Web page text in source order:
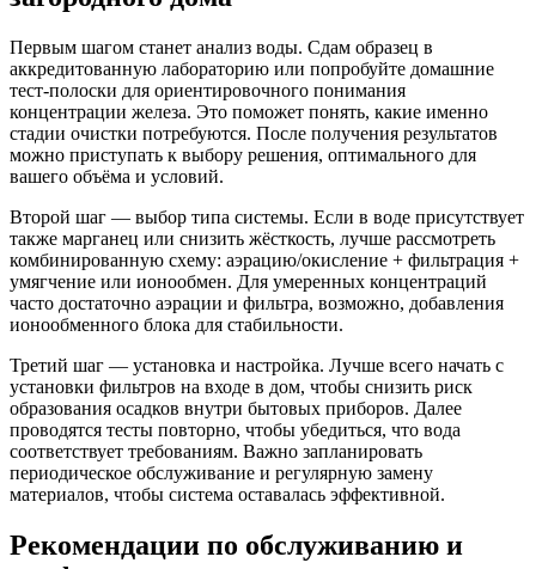
Первым шагом станет анализ воды. Сдам образец в
аккредитованную лабораторию или попробуйте домашние
тест-полоски для ориентировочного понимания
концентрации железа. Это поможет понять, какие именно
стадии очистки потребуются. После получения результатов
можно приступать к выбору решения, оптимального для
вашего объёма и условий.
Второй шаг — выбор типа системы. Если в воде присутствует
также марганец или снизить жёсткость, лучше рассмотреть
комбинированную схему: аэрацию/окисление + фильтрация +
умягчение или ионообмен. Для умеренных концентраций
часто достаточно аэрации и фильтра, возможно, добавления
ионообменного блока для стабильности.
Третий шаг — установка и настройка. Лучше всего начать с
установки фильтров на входе в дом, чтобы снизить риск
образования осадков внутри бытовых приборов. Далее
проводятся тесты повторно, чтобы убедиться, что вода
соответствует требованиям. Важно запланировать
периодическое обслуживание и регулярную замену
материалов, чтобы система оставалась эффективной.
Рекомендации по обслуживанию и